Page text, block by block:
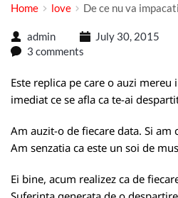
Home love De ce nu va
admin July 30, 2015
3 comments
Este replica pe care o auzi
imediat ce se afla ca te-ai
Am auzit-o de fiecare data. Si am
Am senzatia ca este un soi de
Ei bine, acum realizez ca de